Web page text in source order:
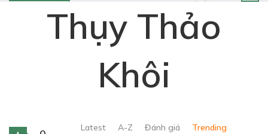
Thụy Thảo
Khôi
Latest A-Z Đánh giá Trending